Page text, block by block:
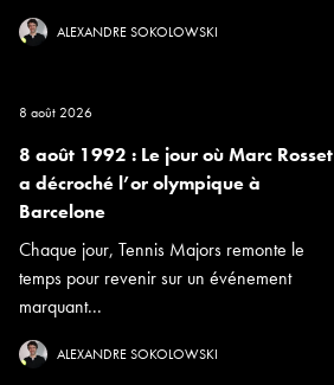
ALEXANDRE SOKOLOWSKI
8 août 2026
8 août 1992 : Le jour où Marc Rosset
a décroché l’or olympique à
Barcelone
Chaque jour, Tennis Majors remonte le
temps pour revenir sur un événement
marquant...
ALEXANDRE SOKOLOWSKI